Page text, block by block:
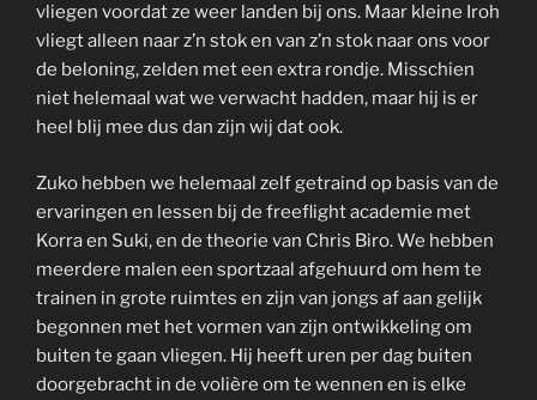
vliegen voordat ze weer landen bij ons. Maar kleine Iroh
vliegt alleen naar z’n stok en van z’n stok naar ons voor
de beloning, zelden met een extra rondje. Misschien
niet helemaal wat we verwacht hadden, maar hij is er
heel blij mee dus dan zijn wij dat ook.
Zuko hebben we helemaal zelf getraind op basis van de
ervaringen en lessen bij de freeflight academie met
Korra en Suki, en de theorie van Chris Biro. We hebben
meerdere malen een sportzaal afgehuurd om hem te
trainen in grote ruimtes en zijn van jongs af aan gelijk
begonnen met het vormen van zijn ontwikkeling om
buiten te gaan vliegen. Hij heeft uren per dag buiten
doorgebracht in de volière om te wennen en is elke